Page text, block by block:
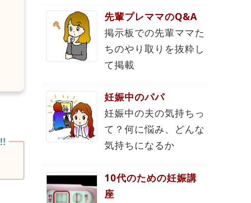
先輩プレママのQ&A
掲示板での先輩ママた
ちのやり取りを抜粋し
て掲載
妊娠中のパパ
妊娠中の夫の気持ちっ
て？何に悩み、どんな
気持ちになるか
10代のための妊娠講
座